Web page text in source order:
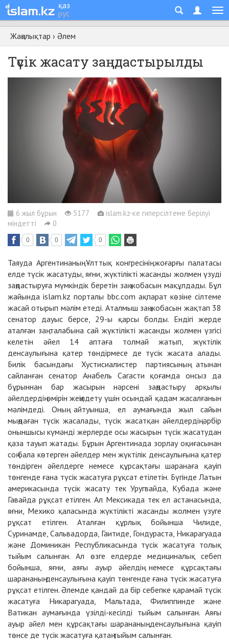
қаз
рус
Жаңалықтар › Әлем
Түсік жасату заңдастырылды
6 жыл бұрын 5177
islam.kz-ке гиперсілтеме берілуі
міндетті
0
0 0 0
Таяуда Аргентинаның Ұлттық конгресінің жоғарғы палатасы
елде түсік жасатуды, яғни, жүктілікті жасанды жолмен үзуді
заңдастыруға мүмкіндік беретін заң жобасын мақұлдады. Бұл
жайында islam.kz порталы bbc.com ақпарат көзіне сілтеме
жасай отырып мәлім етеді. Аталмыш заң жобасын жақтап 38
сенатор дауыс берсе, 29-ы қарсы болды. Ендігі жерде
аталған заң талабына сай жүктілікті жасанды жолмен үзгісі
келетін әйел 14 аптаға толмай жатып, жүктілік
денсаулығына қатер төндірмесе де түсік жасата алады.
Билік басындағы Хустисиалистер партиясының атынан
сайланған сенатор Анабель Сагасти қоғамда онсыз да
бұрыннан бар жасырын нәрсені заңдастыру арқылы
әйелдердің өмірін жеңілдету үшін осындай қадам жасалғанын
мәлімдеді. Оның айтуынша, ел аумағында жыл сайын
мыңдаған түсік жасалады, түсік жасатқан әйелдердің әрбір
оныншысы күмәнді жерлерде осы жасырын түсік жасатудан
қаза тауып жатады. Бұрын Аргентинада зорлау оқиғасынан
соң бала көтерген әйелдер мен жүктілік денсаулығына қатер
төндірген әйелдерге немесе құрсақтағы шаранаға қауіп
төнгенде ғана түсік жасатуға рұқсат етілетін. Бүгінде Латын
америкасында түсік жасату тек Уругвайда, Кубада және
Гавайда рұқсат етілген. Ал Мексикада тек ел астанасында,
яғни, Мехико қаласында жүктілікті жасанды жолмен үзуге
рұқсат етілген. Аталған құрлық бойынша Чилиде,
Суринамде, Сальвадорда, Гаитиде, Гондураста, Никарагуада
және Доминикан Республикасында түсік жасатуға толық
тыйым салынған. Ал өзге елдерде медициналық себеп
бойынша, яғни, аяғы ауыр әйелдің немесе құрсақтағы
шарананың денсаулығына қауіп төнгенде ғана түсік жасатуға
рұқсат етілген. Әлемде қандай да бір себепке қарамай түсік
жасатуға Никарагуада, Мальтада, Филиппинде және
Ватикан аумағында үзілді-кесілді тыйым салынған. Аяғы
ауыр әйел мен құрсақтағы шарананың денсаулығына қауіп
төнсе де түсік жасатуға қатаң тыйым салынған.